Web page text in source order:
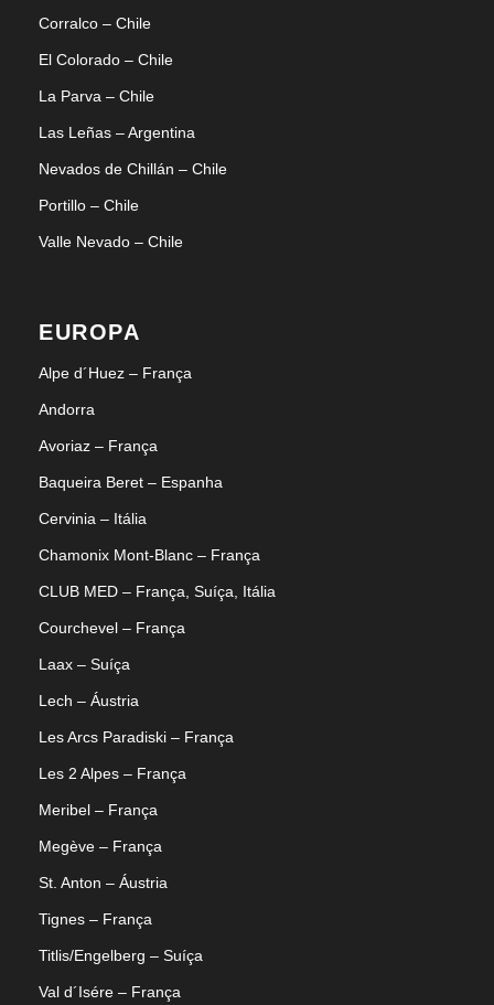
Corralco – Chile
El Colorado – Chile
La Parva – Chile
Las Leñas – Argentina
Nevados de Chillán – Chile
Portillo – Chile
Valle Nevado – Chile
EUROPA
Alpe d´Huez – França
Andorra
Avoriaz – França
Baqueira Beret – Espanha
Cervinia – Itália
Chamonix Mont-Blanc – França
CLUB MED – França, Suíça, Itália
Courchevel – França
Laax – Suíça
Lech – Áustria
Les Arcs Paradiski – França
Les 2 Alpes – França
Meribel – França
Megève – França
St. Anton – Áustria
Tignes – França
Titlis/Engelberg – Suíça
Val d´Isére – França